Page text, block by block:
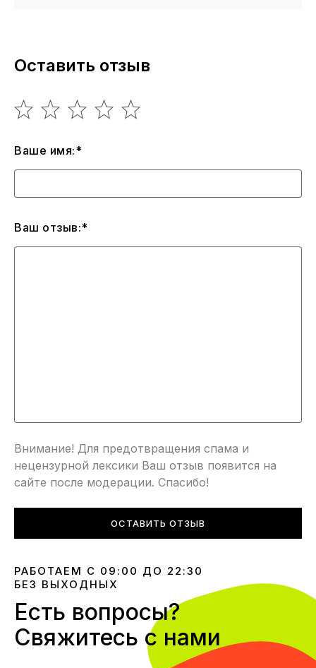
Оставить отзыв
Ваше имя:*
Ваш отзыв:*
Внимание! Для предотвращения спама и
нецензурной лексики Ваш отзыв появится на
сайте после модерации. Спасибо!
ОСТАВИТЬ ОТЗЫВ
РАБОТАЕМ С 09:00 ДО 22:30
БЕЗ ВЫХОДНЫХ
Есть вопросы?
Свяжитесь с нами